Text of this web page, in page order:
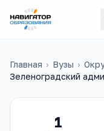
Главная › Вузы ›
Зеленоградский
1